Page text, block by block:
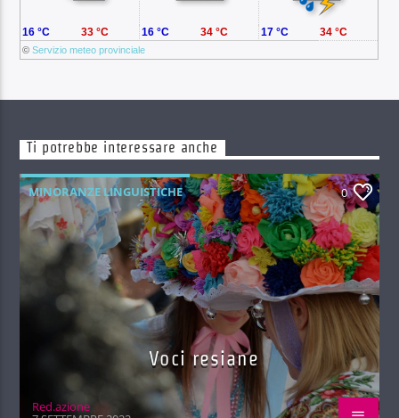
©Servizio meteo provinciale
16 °C 33 °C 16 °C 34 °C 17 °C 34 °C
Ti potrebbe interessare anche
MINORANZE LINGUISTICHE 0
Voci resiane
Red.azione